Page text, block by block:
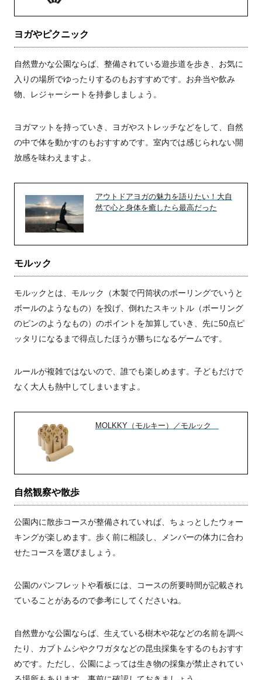
ヨガやピクニック
自然豊かな公園ならば、整備されている遊歩道を歩き、お気に
入りの場所でゆったりするのもおすすめです。お弁当や飲み
物、レジャーシートを持参しましょう。
ヨガマットを持っていき、ヨガやストレッチなどをして、自然
の中で体を動かすのもおすすめです。室内では感じられない開
放感を味わえますよ。
アウトドアヨガの魅力を語りたい！大自
然で心と身体を癒したら最高だった
モルック
モルックとは、モルック（木製で円筒状のボーリングでいうと
ボールのようなもの）を投げ、倒れたスキットル（ボーリング
のピンのようなもの）のポイントを加算していき、先に50点ピ
ッタリになるまで得点したほうが勝ちになるゲームです。
ルールが複雑ではないので、誰でも楽しめます。子どもだけで
なく大人も熱中してしまいますよ。
MOLKKY（モルキー）／モルック
自然観察や散歩
公園内に散歩コースが整備されていれば、ちょっとしたウォー
キングが楽しめます。歩く前に相談し、メンバーの体力に合わ
せたコースを選びましょう。
公園のパンフレットや看板には、コースの所要時間が記載され
ていることがあるので参考にしてくださいね。
自然豊かな公園ならば、生えている樹木や花などの名前を調べ
たり、カブトムシやクワガタなどの昆虫採集をするのもおすす
めです。ただし、公園によっては生き物の採集が禁止されてい